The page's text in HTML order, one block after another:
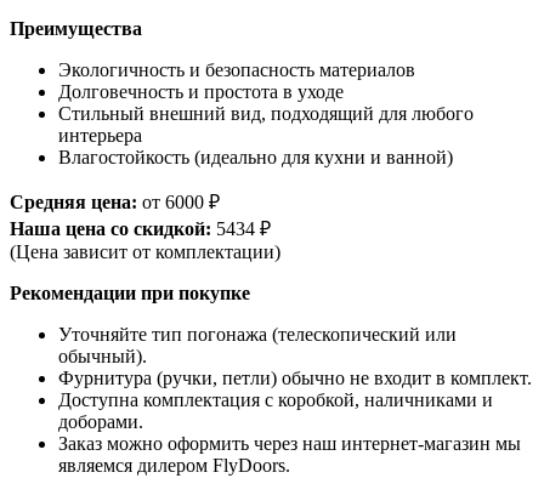
Преимущества
Экологичность и безопасность материалов
Долговечность и простота в уходе
Стильный внешний вид, подходящий для любого
интерьера
Влагостойкость (идеально для кухни и ванной)
Средняя цена: от 6000 ₽
Наша цена со скидкой: 5434 ₽
(Цена зависит от комплектации)
Рекомендации при покупке
Уточняйте тип погонажа (телескопический или
обычный).
Фурнитура (ручки, петли) обычно не входит в комплект.
Доступна комплектация с коробкой, наличниками и
доборами.
Заказ можно оформить через наш интернет-магазин мы
являемся дилером FlyDoors.